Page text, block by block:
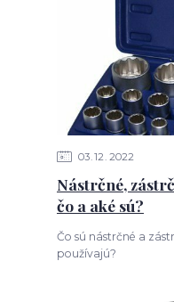
03 12 2022
Nástrčné,
čo a aké sú?
Čo sú nástrčné a
používajú?